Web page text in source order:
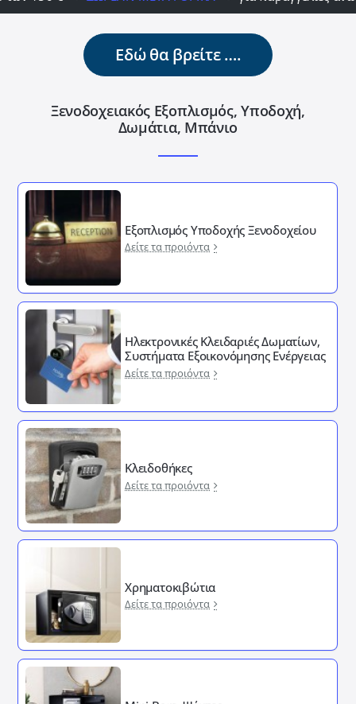
Εδώ θα βρείτε ….
Ξενοδοχειακός Εξοπλισμός, Υποδοχή,
Δωμάτια, Μπάνιο
Εξοπλισμός Υποδοχής Ξενοδοχείου
Δείτε τα προιόντα
Ηλεκτρονικές Κλειδαριές Δωματίων,
Συστήματα Εξοικονόμησης Ενέργειας
Δείτε τα προιόντα
Κλειδοθήκες
Δείτε τα προιόντα
Χρηματοκιβώτια
Δείτε τα προιόντα